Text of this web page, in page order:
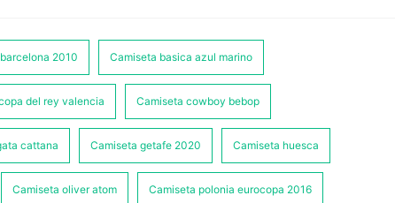
2010 Camiseta basica azul marino
del rey valencia Camiseta cowboy bebop
cattana Camiseta getafe 2020 Camiseta huesca
Camiseta oliver atom Camiseta polonia eurocopa 2016